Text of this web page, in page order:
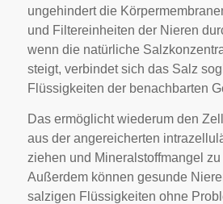
ungehindert die
und Filtereinheiten der Nieren
wenn die natürliche
steigt, verbindet sich das Salz
Flüssigkeiten der benachbarten
Das ermöglicht wiederum den
aus der angereicherten
ziehen und Mineralstoffmangel
Außerdem können gesunde
salzigen Flüssigkeiten ohne